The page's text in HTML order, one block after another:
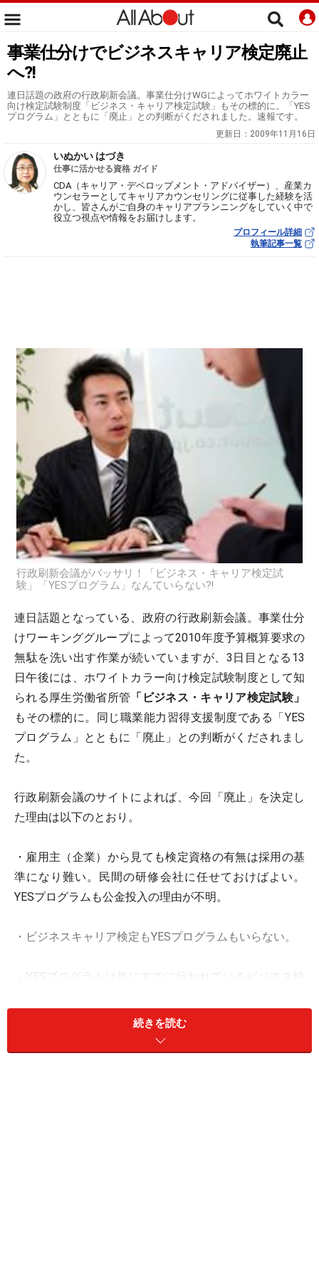
事業仕分けでビジネスキャリア検定廃止
へ?!
連日話題の政府の行政刷新会議。事業仕分けWGによってホワイトカラー
向け検定試験制度「ビジネス・キャリア検定試験」もその標的に。「YES
プログラム」とともに「廃止」との判断がくだされました。速報です。
更新日： 2009年11月16日
いぬかい はづき
仕事に活かせる資格 ガイド
CDA（キャリア・デベロップメント・アドバイザー）、産業カ
ウンセラーとしてキャリアカウンセリングに従事した経験を活
かし、皆さんがご自身のキャリアプランニングをしていく中で
役立つ視点や情報をお届けします。
プロフィール詳細
執筆記事一覧
行政刷新会議がバッサリ！「ビジネス・キャリア検定試
験」「YESプログラム」なんていらない?!
連日話題となっている、政府の行政刷新会議。事業仕分
けワーキンググループによって2010年度予算概算要求の
無駄を洗い出す作業が続いていますが、3日目となる13
日午後には、ホワイトカラー向け検定試験制度として知
られる厚生労働省所管 「ビジネス・キャリア検定試験」
もその標的に。同じ職業能力習得支援制度である「YES
プログラム」とともに「廃止」との判断がくだされまし
た。
行政刷新会議のサイトによれば、今回「廃止」を決定し
た理由は以下のとおり。
・雇用主（企業）から見ても検定資格の有無は採用の基
準になり難い。民間の研修会社に任せておけばよい。
YESプログラムも公金投入の理由が不明。
・ビジネスキャリア検定もYESプログラムもいらない。
・YESプログラムは単にすでに行われているビジネス検
検定証を申し込んでくる人間がほとんどいないことに表
れている。いったいどういう経緯でこのような事業が発
案されたのか。省内が細分化されて整合性のとれた施策
続きを読む